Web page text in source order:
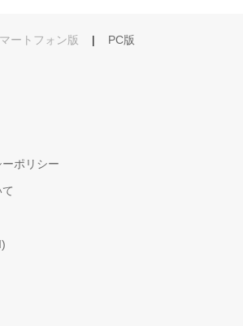
ートフォン版 | PC版
ポリシー